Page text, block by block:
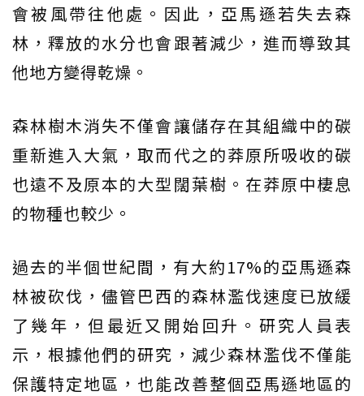
會被風帶往他處。因此，亞馬遜若失去森
林，釋放的水分也會跟著減少，進而導致其
他地方變得乾燥。
森林樹木消失不僅會讓儲存在其組織中的碳
重新進入大氣，取而代之的莽原所吸收的碳
也遠不及原本的大型闊葉樹。在莽原中棲息
的物種也較少。
過去的半個世紀間，有大約17%的亞馬遜森
林被砍伐，儘管巴西的森林濫伐速度已放緩
了幾年，但最近又開始回升。研究人員表
示，根據他們的研究，減少森林濫伐不僅能
保護特定地區，也能改善整個亞馬遜地區的